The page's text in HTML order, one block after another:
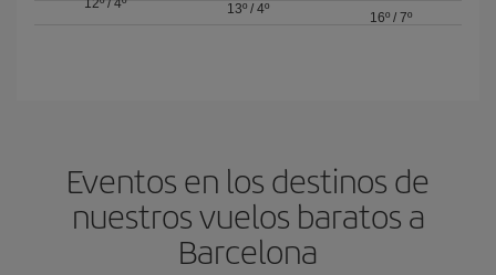
12º/4º
13º / 4º
16º/ 7º
Eventos en los destinos de
nuestros vuelos baratos a
Barcelona